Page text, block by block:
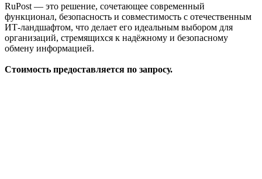
RuPost — это решение, сочетающее современный
функционал, безопасность и совместимость с отечественным
ИТ-ландшафтом, что делает его идеальным выбором для
организаций, стремящихся к надёжному и безопасному
обмену информацией.
Стоимость предоставляется по запросу.